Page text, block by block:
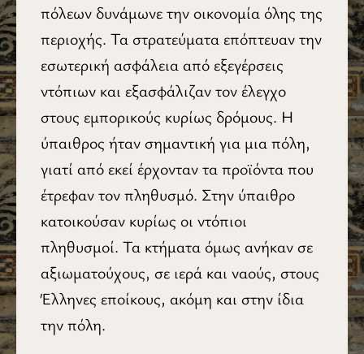
πόλεων δυνάμωνε την οικονομία όλης της
περιοχής. Τα στρατεύματα επόπτευαν την
εσωτερική ασφάλεια από εξεγέρσεις
ντόπιων και εξασφάλιζαν τον έλεγχο
στους εμπορικούς κυρίως δρόμους. Η
ύπαιθρος ήταν σημαντική για μια πόλη,
γιατί από εκεί έρχονταν τα προϊόντα που
έτρεφαν τον πληθυσμό. Στην ύπαιθρο
κατοικούσαν κυρίως οι ντόπιοι
πληθυσμοί. Τα κτήματα όμως ανήκαν σε
αξιωματούχους, σε ιερά και ναούς, στους
Έλληνες εποίκους, ακόμη και στην ίδια
την πόλη.